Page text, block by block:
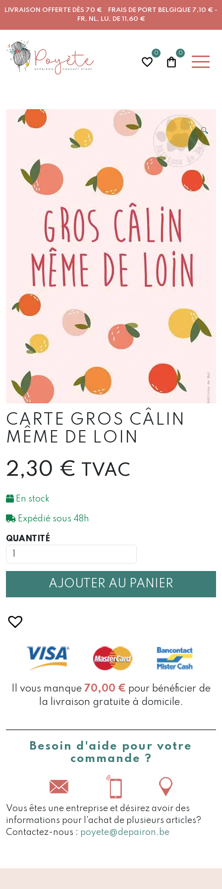
LIVRAISON OFFERTE DÈS 70 € FRAIS DE PORT BELGIQUE 7,10 € -
FR, NL, LU, DE 11,60 €
0 0
🔍
CARTE GROS CÂLIN
MÊME DE LOIN
2,30 € TVAC
En stock
Expédié sous 48h
QUANTITÉ
GROS
CÂLIN
AJOUTER AU PANIER
Il vous manque 70,00 € pour bénéficier de
la livraison gratuite à domicile.
Besoin d'aide pour votre
commande ?
Vous êtes une entreprise et désirez avoir des
informations pour l'achat de plusieurs articles?
Contactez-nous : poyete@depairon.be